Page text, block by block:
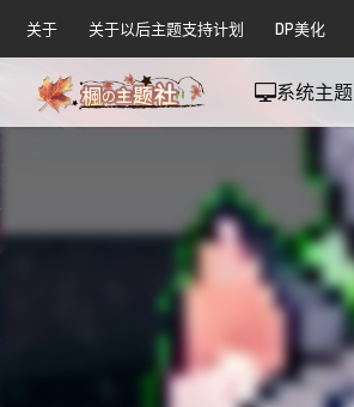
关于 关于以后主题支持计划 DP美化
系统主题